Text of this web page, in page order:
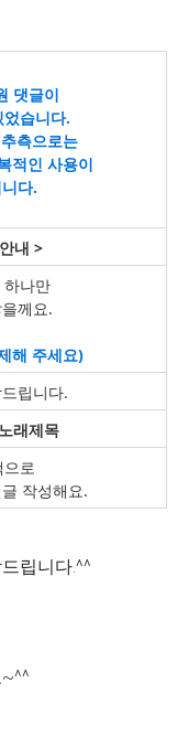
댓글이
습니다.
측으로는
적인 사용이
다.
내 >
하나만
께요.
해 주세요)
립니다.
래제목
로
작성해요.
립니다.^^